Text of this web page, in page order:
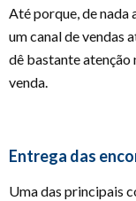
Até porque, de nada
um canal de vendas
dê bastante atenção
venda.
Entrega das
Uma das principais